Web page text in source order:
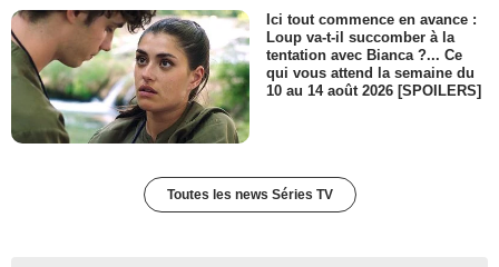
Ici tout commence en avance :
Loup va-t-il succomber à la
tentation avec Bianca ?... Ce
qui vous attend la semaine du
10 au 14 août 2026 [SPOILERS]
Toutes les news Séries TV